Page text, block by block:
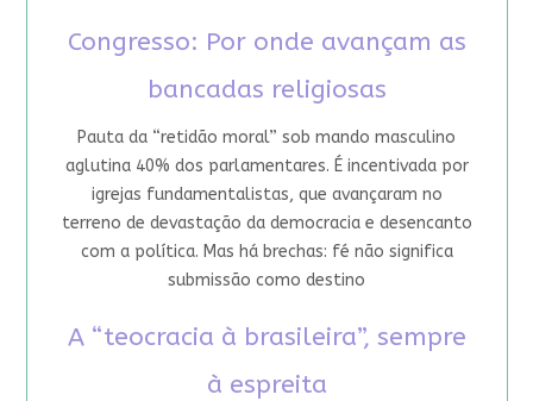
Congresso: Por onde avançam as
bancadas religiosas
Pauta da “retidão moral” sob mando masculino
aglutina 40% dos parlamentares. É incentivada por
igrejas fundamentalistas, que avançaram no
terreno de devastação da democracia e desencanto
com a política. Mas há brechas: fé não significa
submissão como destino
A “teocracia à brasileira”, sempre
à espreita